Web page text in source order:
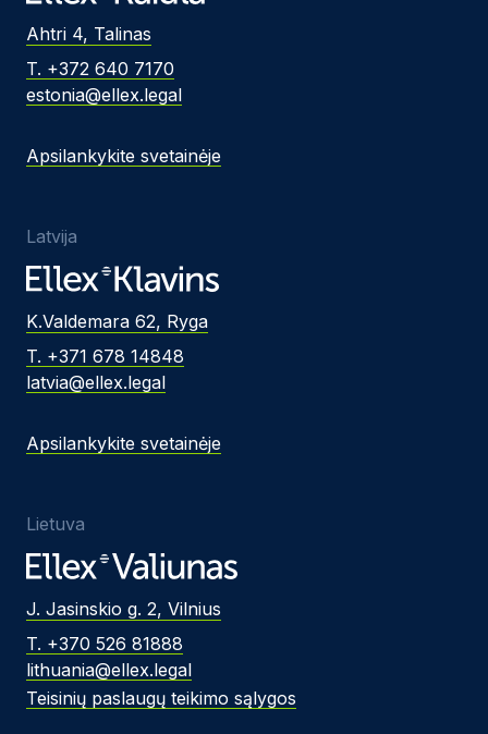
Ahtri 4, Talinas
T. +372 640 7170
estonia@ellex.legal
Apsilankykite svetainėje
Latvija
K.Valdemara 62, Ryga
T. +371 678 14848
latvia@ellex.legal
Apsilankykite svetainėje
Lietuva
J. Jasinskio g. 2, Vilnius
T. +370 526 81888
lithuania@ellex.legal
Teisinių paslaugų teikimo sąlygos